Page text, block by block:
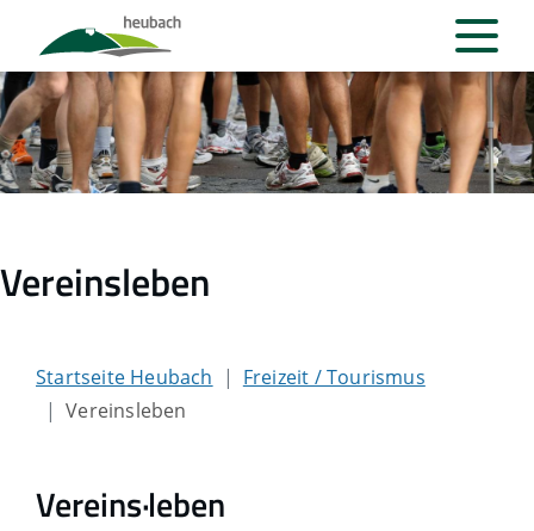
Vereinsleben
Startseite Heubach
Freizeit / Tourismus
Vereinsleben
Vereins·leben